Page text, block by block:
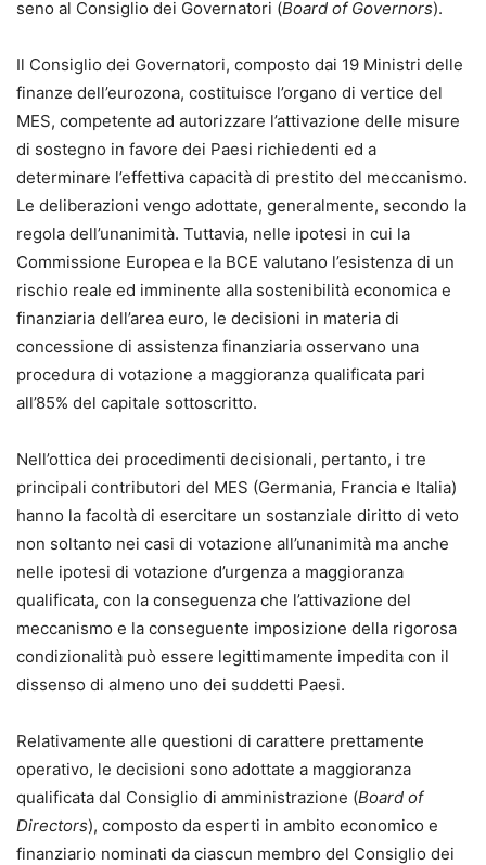
seno al Consiglio dei Governatori (Board of Governors).
Il Consiglio dei Governatori, composto dai 19 Ministri delle
finanze dell’eurozona, costituisce l’organo di vertice del
MES, competente ad autorizzare l’attivazione delle misure
di sostegno in favore dei Paesi richiedenti ed a
determinare l’effettiva capacità di prestito del meccanismo.
Le deliberazioni vengo adottate, generalmente, secondo la
regola dell’unanimità. Tuttavia, nelle ipotesi in cui la
Commissione Europea e la BCE valutano l’esistenza di un
rischio reale ed imminente alla sostenibilità economica e
finanziaria dell’area euro, le decisioni in materia di
concessione di assistenza finanziaria osservano una
procedura di votazione a maggioranza qualificata pari
all’85% del capitale sottoscritto.
Nell’ottica dei procedimenti decisionali, pertanto, i tre
principali contributori del MES (Germania, Francia e Italia)
hanno la facoltà di esercitare un sostanziale diritto di veto
non soltanto nei casi di votazione all’unanimità ma anche
nelle ipotesi di votazione d’urgenza a maggioranza
qualificata, con la conseguenza che l’attivazione del
meccanismo e la conseguente imposizione della rigorosa
condizionalità può essere legittimamente impedita con il
dissenso di almeno uno dei suddetti Paesi.
Relativamente alle questioni di carattere prettamente
operativo, le decisioni sono adottate a maggioranza
qualificata dal Consiglio di amministrazione (Board of
Directors), composto da esperti in ambito economico e
finanziario nominati da ciascun membro del Consiglio dei